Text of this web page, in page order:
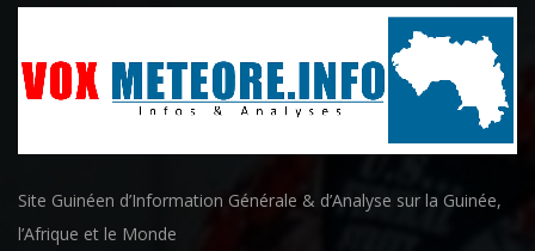
Site Guinéen d’Information Générale & d’Analyse sur la Guinée,
l’Afrique et le Monde